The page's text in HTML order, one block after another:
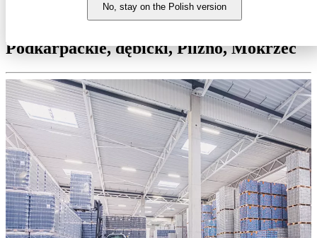
No, stay on the Polish version
Centrum logistyczne Mokrzec
Podkarpackie, dębicki, Pilzno, Mokrzec